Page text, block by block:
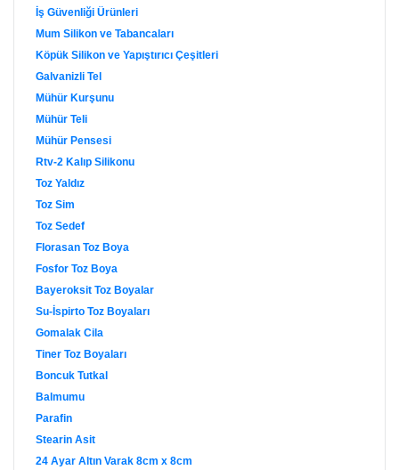
İş Güvenliği Ürünleri
Mum Silikon ve Tabancaları
Köpük Silikon ve Yapıştırıcı Çeşitleri
Galvanizli Tel
Mühür Kurşunu
Mühür Teli
Mühür Pensesi
Rtv-2 Kalıp Silikonu
Toz Yaldız
Toz Sim
Toz Sedef
Florasan Toz Boya
Fosfor Toz Boya
Bayeroksit Toz Boyalar
Su-İspirto Toz Boyaları
Gomalak Cila
Tiner Toz Boyaları
Boncuk Tutkal
Balmumu
Parafin
Stearin Asit
24 Ayar Altın Varak 8cm x 8cm